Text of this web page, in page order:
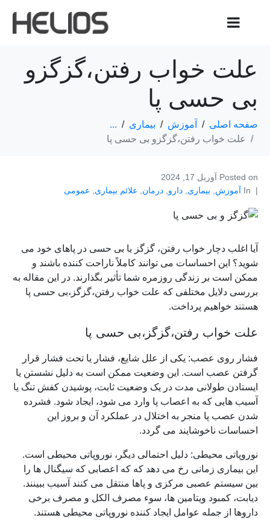
علت خواب رفتن،گزگزو
بی حسی پا
صفحه اصلی آموزش بیماری
...
علت خواب رفتن،گزگزو بی حسی پا
Posted on آوریل 17, 2024
In آموزش بیماری دارو درمان علائم بیماری عمومی
آیا اغلب دچار خواب رفتن، گزگز یا بی حسی در پاهای خود می
شوید؟ این احساسات می توانند کاملاً ناراحت کننده باشند و
ممکن است بر زندگی روزمره شما تأثیر بگذارند. در این مقاله به
بررسی دلایل مختلفی که علت خواب رفتن،گزگز،بی حسی پا
هستند خواهیم پرداخت.
علت خواب رفتن،گزگز،بی حسی پا
فشار روی عصب: یکی از علل شایع، فشار یا تحت فشار قرار
گرفتن عصب است. این وضعیت ممکن است به دلیل نشستن یا
ایستادن طولانی مدت در یک وضعیت ثابت، پوشیدن کفش تنگ یا
آسیب هایی که به اعصاب پا وارد می شود، ایجاد شود. فشرده
شدن عصب پا منجر به اختلال در عملکرد آن و بروز این
احساسات ناخوشایند می گردد.
نوروپاتی محیطی: دلیل احتمالی دیگر، نوروپاتی محیطی است.
این بیماری زمانی رخ می دهد که که اعصابی که سیگنال ها را
بین سیستم عصبی مرکزی و پاها منتقل می کنند آسیب ببینند.
دیابت، کمبود ویتامین ها، سوء مصرف الکل و مصرف برخی
داروها از جمله عوامل ایجاد کننده نوروپاتی محیطی هستند.